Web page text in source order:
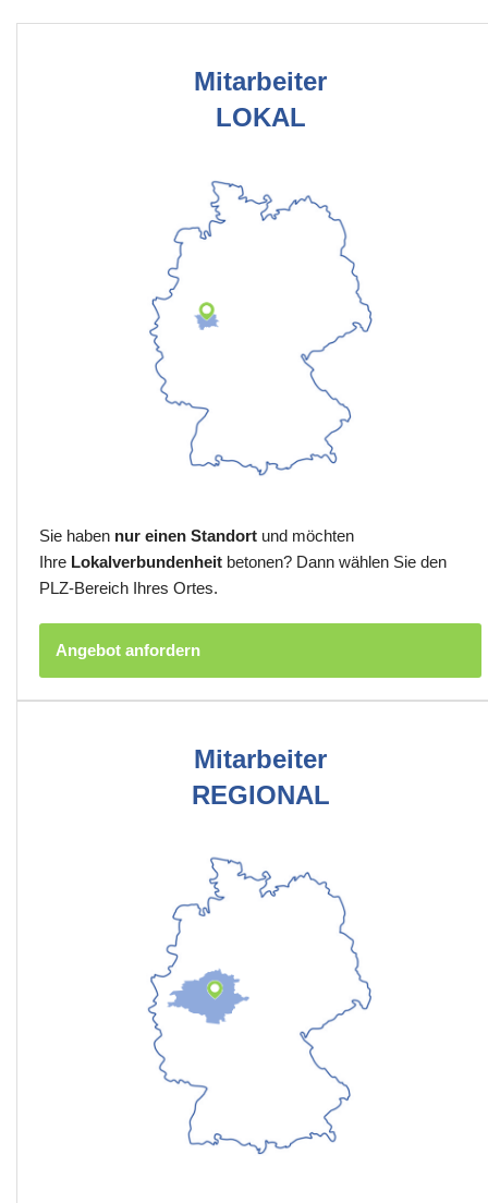
Mitarbeiter
LOKAL
Sie haben nur einen Standort und möchten
Ihre Lokalverbundenheit betonen? Dann wählen Sie den
PLZ-Bereich Ihres Ortes.
Angebot anfordern
Mitarbeiter
REGIONAL